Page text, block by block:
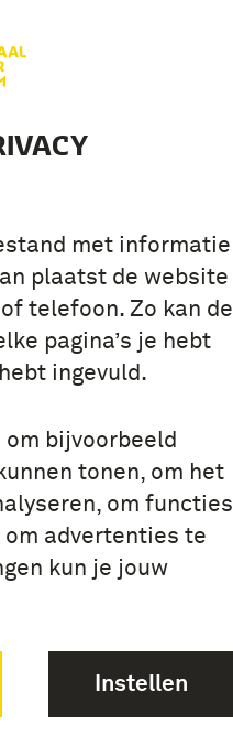
met informatie
plaatst de website
telefoon. Zo kan de
pagina’s je hebt
ingevuld.
bijvoorbeeld
tonen, om het
om functies
advertenties te
kun je jouw
Instellen